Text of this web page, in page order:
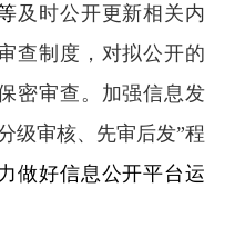
及时公开更新相关内
查制度，对拟公开的
密审查。加强信息发
级审核、先审后发”程
做好信息公开平台运